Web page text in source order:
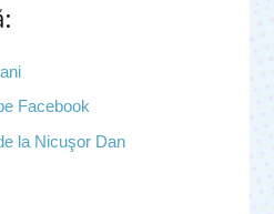
Facebook
la Nicuşor Dan